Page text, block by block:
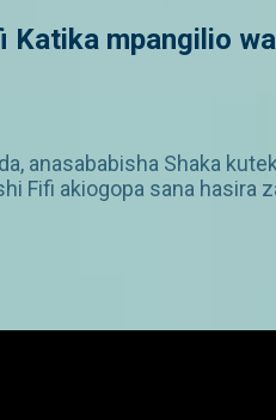
Katika mpangilio
anasababisha Shaka
Fifi akiogopa sana hasira